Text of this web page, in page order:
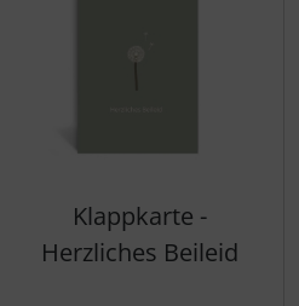
Klappkarte -
Herzliches Beileid